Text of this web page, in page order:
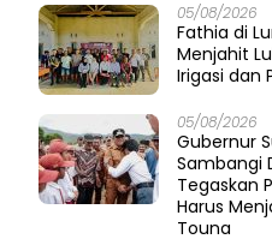
05/08/2026
Fathia di
Menjahit
Irigasi dan
05/08/2026
Gubernur
Sambangi
Tegaskan
Harus
Touna